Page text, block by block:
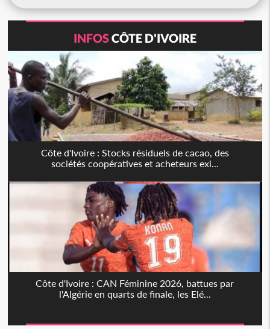
INFOSCÔTE D'IVOIRE
Côte d'Ivoire : Stocks résiduels de cacao, des
sociétés coopératives et acheteurs exi...
Côte d'Ivoire : CAN Féminine 2026, battues par
l'Algérie en quarts de finale, les Elé...